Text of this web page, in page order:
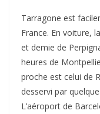
Tarragone est
France. En voiture,
et demie de
heures de
proche est celui de
desservi par
L’aéroport de